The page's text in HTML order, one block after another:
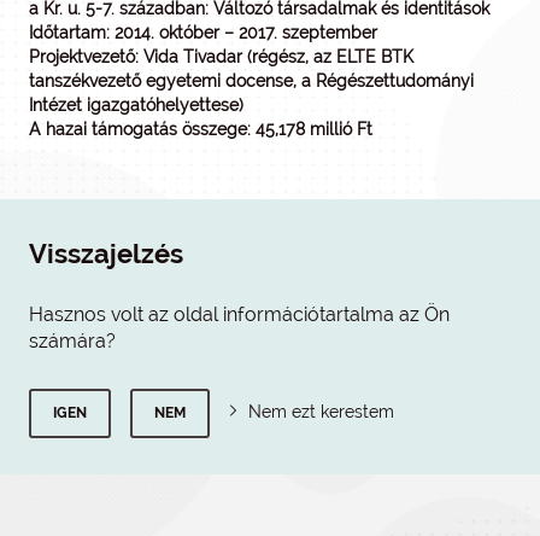
a Kr. u. 5-7. században: Változó társadalmak és identitások
Időtartam: 2014. október – 2017. szeptember
Projektvezető: Vida Tivadar (régész, az ELTE BTK
tanszékvezető egyetemi docense, a Régészettudományi
Intézet igazgatóhelyettese)
A hazai támogatás összege: 45,178 millió Ft
Visszajelzés
Hasznos volt az oldal információtartalma az Ön
számára?
IGEN NEM Nem ezt kerestem